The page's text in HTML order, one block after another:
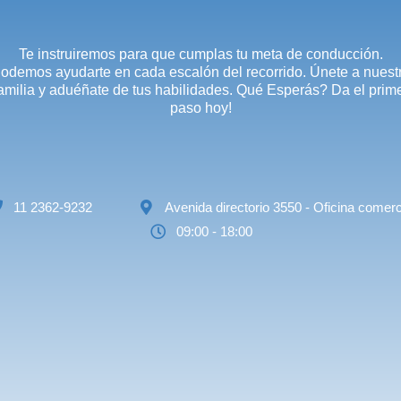
Te instruiremos para que cumplas tu meta de conducción.
ayudarte en cada escalón del recorrido. Únete a
y aduéñate de tus habilidades. Qué Esperás? Da el
paso hoy!
11 2362-9232
Avenida directorio 3550 - Oficina
09:00 - 18:00